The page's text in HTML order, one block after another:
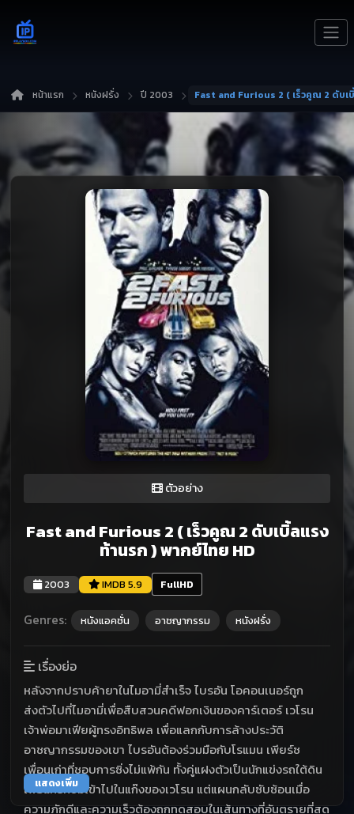
หน้าแรก หนังฝรั่ง ปี 2003
ตัวอย่าง
Fast and Furious 2 ( เร็วคูณ 2 ดับเบิ้ลแรง
ท้านรก ) พากย์ไทย HD
2003 IMDB 5.9 FullHD
Genres: หนังแอคชั่น อาชญากรรม หนังฝรั่ง
เรื่องย่อ
หลังจากปราบค้ายาในไมอามี่สำเร็จ ไบรอัน โอคอนเนอร์ถูก
ส่งตัวไปที่ไมอามี่เพื่อสืบสวนคดีฟอกเงินของคาร์เตอร์ เวโรน
เจ้าพ่อมาเฟียผู้ทรงอิทธิพล เพื่อแลกกับการล้างประวัติ
อาชญากรรมของเขา ไบรอันต้องร่วมมือกับโรแมน เพียร์ซ
เพื่อนเก่าที่ชอบการซิ่งไม่แพ้กัน ทั้งคู่แฝงตัวเป็นนักแข่งรถใต้ดิน
เพื่อแทรกซึมเข้าไปในแก๊งของเวโรน แต่แผนกลับซับซ้อนเมื่อ
ความภักดีและความเร็วต้องถูกทดสอบในเส้นทางที่อันตรายที่สุด
แสดงเพิ่ม